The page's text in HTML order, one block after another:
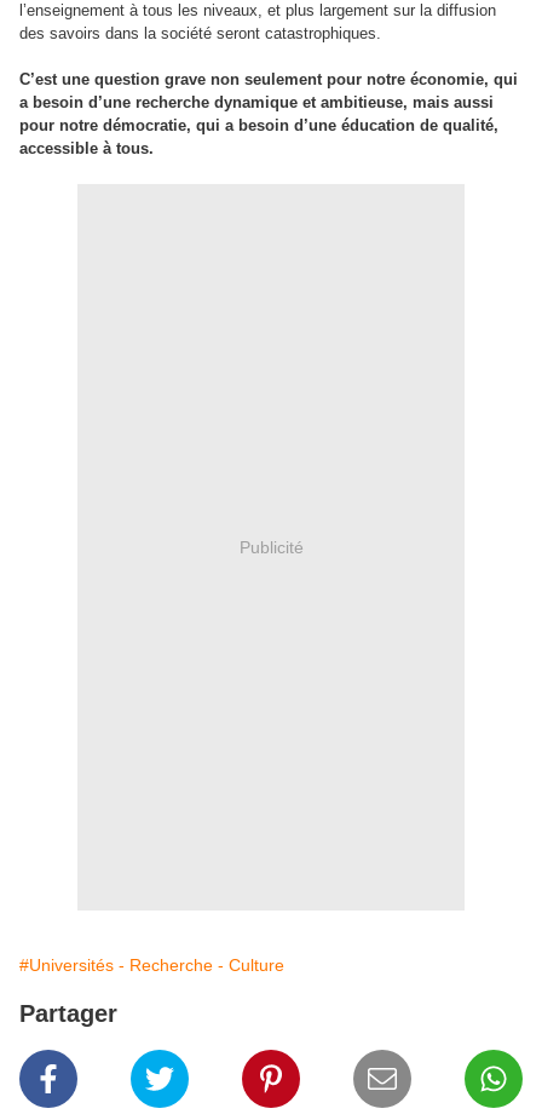
l’enseignement à tous les niveaux, et plus largement sur la diffusion
des savoirs dans la société seront catastrophiques.
C’est une question grave non seulement pour notre économie, qui
a besoin d’une recherche dynamique et ambitieuse, mais aussi
pour notre démocratie, qui a besoin d’une éducation de qualité,
accessible à tous.
Publicité
#Universités - Recherche - Culture
Partager